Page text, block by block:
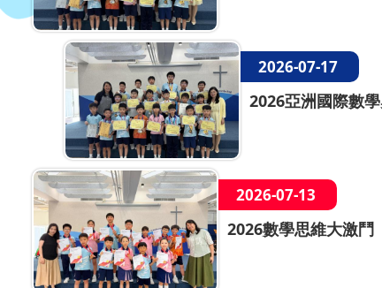
2026-07-17
2026亞洲國際數
2026-07-13
2026數學思維大激鬥